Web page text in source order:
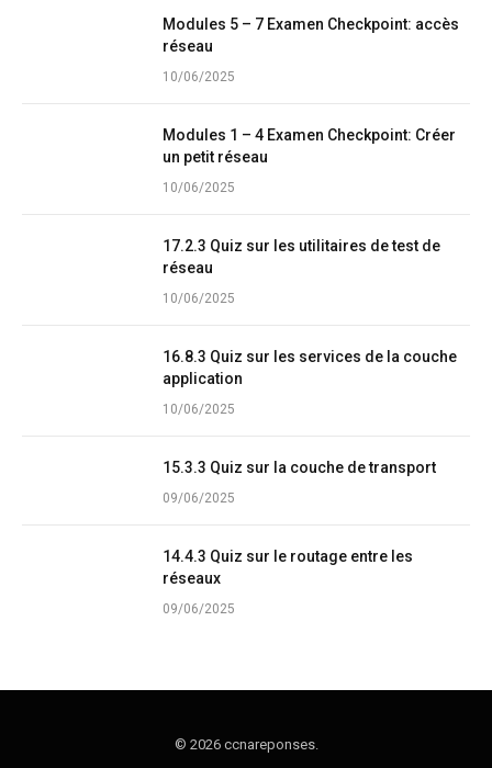
Modules 5 – 7 Examen Checkpoint: accès
réseau
10/06/2025
Modules 1 – 4 Examen Checkpoint: Créer
un petit réseau
10/06/2025
17.2.3 Quiz sur les utilitaires de test de
réseau
10/06/2025
16.8.3 Quiz sur les services de la couche
application
10/06/2025
15.3.3 Quiz sur la couche de transport
09/06/2025
14.4.3 Quiz sur le routage entre les
réseaux
09/06/2025
© 2026 ccnareponses.